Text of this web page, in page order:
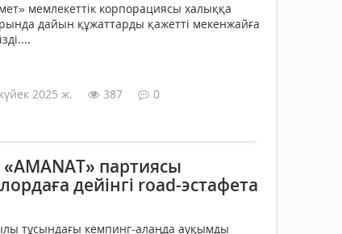
мемлекеттік корпорациясы халыққа
дайын құжаттарды қажетті мекенжайға
2025 ж. 387
0
партиясы
дейінгі road-эстафета
тұсындағы кемпинг-алаңда ауқымды